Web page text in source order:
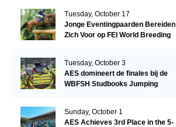
Tuesday, October 17
Jonge Eventingpaarden Bereiden
Zich Voor op FEI World Breeding
Tuesday, October 3
AES domineert de finales bij de
WBFSH Studbooks Jumping
Sunday, October 1
AES Achieves 3rd Place in the 5-